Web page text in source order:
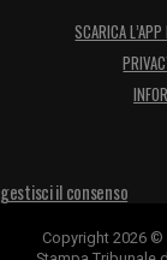
SCARICA
gestisci il consenso
Copyright 2026 ©